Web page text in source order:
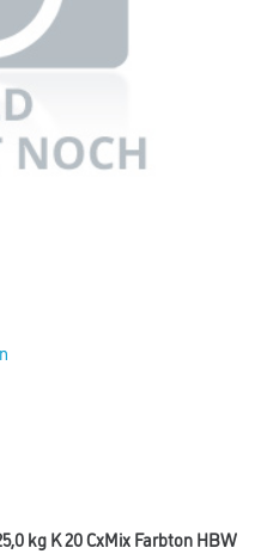
kg K 20 CxMix Farbton HBW